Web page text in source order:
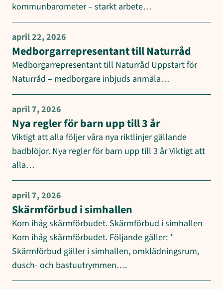
kommunbarometer – starkt arbete…
april 22, 2026
Medborgarrepresentant till Naturråd
Medborgarrepresentant till Naturråd Uppstart för
Naturråd – medborgare inbjuds anmäla…
april 7, 2026
Nya regler för barn upp till 3 år
Viktigt att alla följer våra nya riktlinjer gällande
badblöjor. Nya regler för barn upp till 3 år Viktigt att
alla…
april 7, 2026
Skärmförbud i simhallen
Kom ihåg skärmförbudet. Skärmförbud i simhallen
Kom ihåg skärmförbudet. Följande gäller: *
Skärmförbud gäller i simhallen, omklädningsrum,
dusch- och bastuutrymmen….